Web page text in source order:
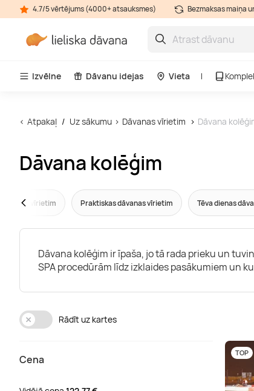
4.7/5 vērtējums (4000+ atsauksmes) Bezmaksas maiņa
Izvēlne Dāvanu idejas Vieta
Atpakaļ Uz sākumu Dāvanas vīrietim Dāvana
Dāvana kolēģim
vīrietim Praktiskas dāvanas vīrietim Tēva dienas
Dāvana kolēģim ir īpaša, jo tā rada prieku un
SPA procedūrām līdz izklaides pasākumiem un
Rādīt uz kartes
Cena TOP